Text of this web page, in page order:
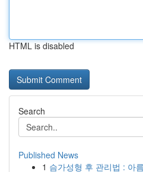
HTML is disabled
Search
Published News
1 슴가성형 후 관리법 : 아